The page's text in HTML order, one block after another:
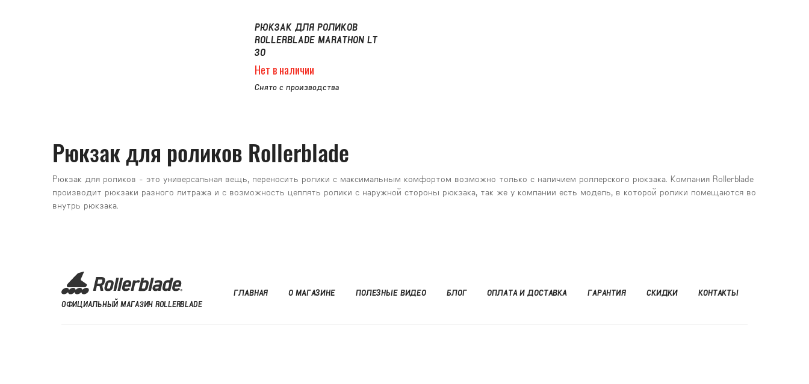
РЮКЗАК ДЛЯ РОЛИКОВ
ROLLERBLADE MARATHON LT
30
Нет в наличии
Снято с производства
Рюкзак для роликов Rollerblade
Рюкзак для роликов - это универсальная вещь, переносить ролики с максимальным комфортом возможно только с наличием роллерского рюкзака. Компания Rollerblade
производит рюкзаки разного литража и с возможность цеплять ролики с наружной стороны рюкзака, так же у компании есть модель, в которой ролики помещаются во
внутрь рюкзака.
ОФИЦИАЛЬНЫЙ МАГАЗИН ROLLERBLADE
ГЛАВНАЯ О МАГАЗИНЕ ПОЛЕЗНЫЕ ВИДЕО БЛОГ ОПЛАТА И ДОСТАВКА ГАРАНТИЯ СКИДКИ КОНТАКТЫ